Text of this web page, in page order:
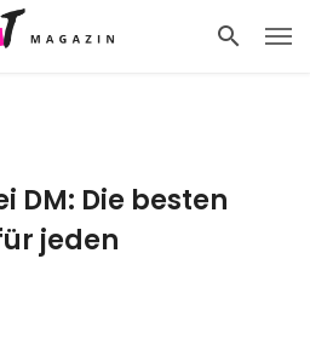
DM: Die besten
jeden